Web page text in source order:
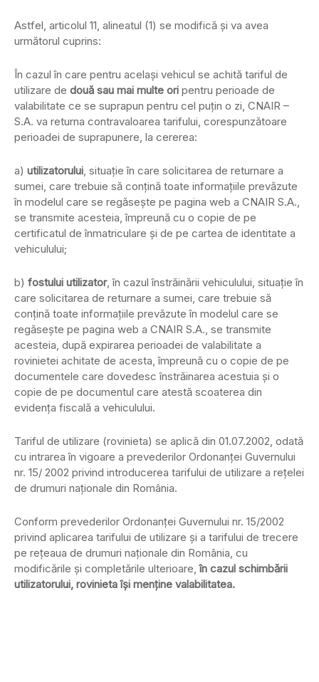
Astfel, articolul 11, alineatul (1) se modifică şi va avea
următorul cuprins:
În cazul în care pentru acelaşi vehicul se achită tariful de
utilizare de două sau mai multe ori pentru perioade de
valabilitate ce se suprapun pentru cel puţin o zi, CNAIR –
S.A. va returna contravaloarea tarifului, corespunzătoare
perioadei de suprapunere, la cererea:
a) utilizatorului, situaţie în care solicitarea de returnare a
sumei, care trebuie să conţină toate informaţiile prevăzute
în modelul care se regăseşte pe pagina web a CNAIR S.A.,
se transmite acesteia, împreună cu o copie de pe
certificatul de înmatriculare şi de pe cartea de identitate a
vehiculului;
b) fostului utilizator, în cazul înstrăinării vehiculului, situaţie în
care solicitarea de returnare a sumei, care trebuie să
conţină toate informaţiile prevăzute în modelul care se
regăseşte pe pagina web a CNAIR S.A., se transmite
acesteia, după expirarea perioadei de valabilitate a
rovinietei achitate de acesta, împreună cu o copie de pe
documentele care dovedesc înstrăinarea acestuia şi o
copie de pe documentul care atestă scoaterea din
evidenţa fiscală a vehiculului.
Tariful de utilizare (rovinieta) se aplică din 01.07.2002, odată
cu intrarea în vigoare a prevederilor Ordonanţei Guvernului
nr. 15/ 2002 privind introducerea tarifului de utilizare a reţelei
de drumuri naţionale din România.
Conform prevederilor Ordonanţei Guvernului nr. 15/2002
privind aplicarea tarifului de utilizare şi a tarifului de trecere
pe reţeaua de drumuri naţionale din România, cu
modificările şi completările ulterioare,în cazul schimbării
utilizatorului, rovinieta îşi menţine valabilitatea.